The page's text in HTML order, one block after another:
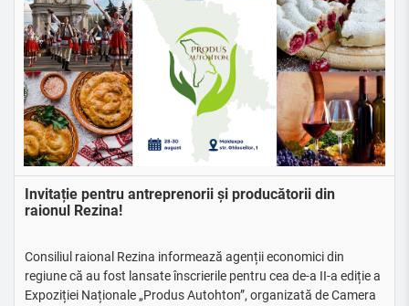
Invitație pentru antreprenorii și producătorii din
raionul Rezina!
Consiliul raional Rezina informează agenții economici din
regiune că au fost lansate înscrierile pentru cea de-a II-a ediție a
Expoziției Naționale „Produs Autohton”, organizată de Camera